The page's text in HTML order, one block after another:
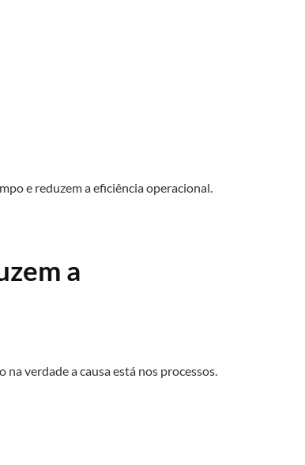
e reduzem a eficiência operacional.
a
verdade a causa está nos processos.